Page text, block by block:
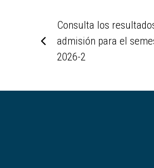
Consulta los
admisión para el
2026-2